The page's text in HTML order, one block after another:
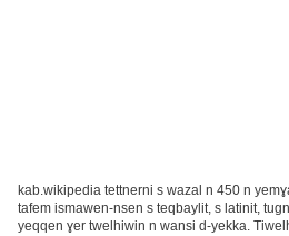
kab.wikipedia tettnerni s wazal n 450 n
tafem ismawen-nsen s teqbaylit, s latinit,
yeqqen ɣer twelhiwin n wansi d-yekka.